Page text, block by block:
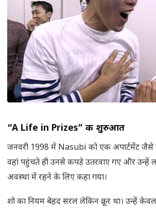
“A Life in Prizes” की शुरुआत
जनवरी 1998 में Nasubi को एक अपार्टमेंट जैसे
वहां पहुंचते ही उनसे कपड़े उतरवाए गए और उन्हें
अवस्था में रहने के लिए कहा गया।
शो का नियम बेहद सरल लेकिन क्रूर था। उन्हें